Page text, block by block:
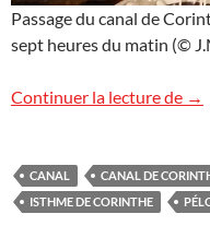
Passage du canal de
sept heures du matin (©
Continuer la lecture de Le
→
CANAL CANAL DE
ISTHME DE CORINTHE